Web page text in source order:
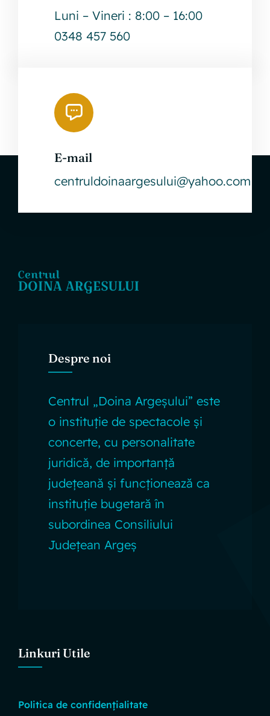
Luni – Vineri : 8:00 – 16:00
0348 457 560
E-mail
centruldoinaargesului@yahoo.com
Despre noi
Centrul „Doina Argeșului” este
o instituție de spectacole și
concerte, cu personalitate
juridică, de importanță
județeană și funcționează ca
instituție bugetară în
subordinea Consiliului
Județean Argeș
Linkuri Utile
Politica de confidențialitate